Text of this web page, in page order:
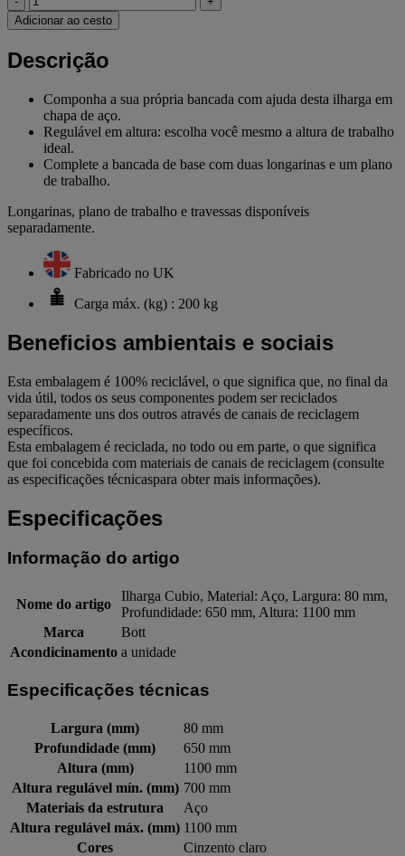
Adicionar ao cesto
Descrição
Componha a sua própria bancada com ajuda desta ilharga em
chapa de aço.
Regulável em altura: escolha você mesmo a altura de trabalho
ideal.
Complete a bancada de base com duas longarinas e um plano
de trabalho.
Longarinas, plano de trabalho e travessas disponíveis
separadamente.
Fabricado no UK
Carga máx. (kg) : 200 kg
Beneficios ambientais e sociais
Esta embalagem é 100% reciclável, o que significa que, no final da
vida útil, todos os seus componentes podem ser reciclados
separadamente uns dos outros através de canais de reciclagem
específicos.
Esta embalagem é reciclada, no todo ou em parte, o que significa
que foi concebida com materiais de canais de reciclagem (consulte
as especificações técnicaspara obter mais informações).
Especificações
Informação do artigo
Nome do artigo
Ilharga Cubio, Material: Aço, Largura: 80 mm,
Profundidade: 650 mm, Altura: 1100 mm
Marca
Bott
Acondicinamento a unidade
Especificações técnicas
Largura (mm)
80 mm
Profundidade (mm)
650 mm
Altura (mm)
1100 mm
Altura regulável mín. (mm) 700 mm
Materiais da estrutura
Aço
Altura regulável máx. (mm) 1100 mm
Cores
Cinzento claro